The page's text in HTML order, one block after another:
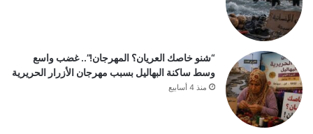
“شنو خاصك العريان؟ المهرجان!”.. غضب واسع
وسط ساكنة البهاليل بسبب مهرجان الأزرار الحريرية
منذ 4 أسابيع